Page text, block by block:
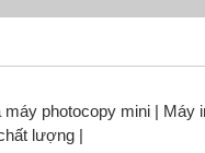
máy photocopy mini | Máy
lượng |